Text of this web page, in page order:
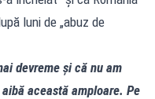
luni de „abuz de
devreme și că nu am
această amploare. Pe